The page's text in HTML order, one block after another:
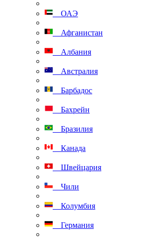
ОАЭ
Афганистан
Албания
Австралия
Барбадос
Бахрейн
Бразилия
Канада
Швейцария
Чили
Колумбия
Германия